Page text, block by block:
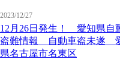
2023/12/27
12月26日発生！ 愛知県自
盗難情報 自動車盗未遂
県名古屋市名東区